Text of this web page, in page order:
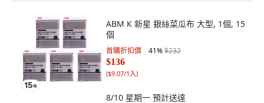
ABM K 新星 銀絲菜瓜布 大型, 1個, 15
個
首購折扣價 41%$232
$136
($9.07/1入)
8/10 星期一 預計送達